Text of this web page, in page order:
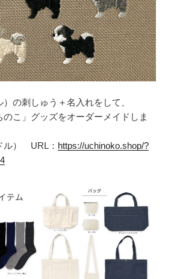
の刺しゅう＋名入れをして、
こ」グッズをオーダーメイドしま
ル） URL： https://uchinoko.shop/?